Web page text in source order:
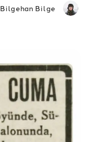
Bilgehan Bilge